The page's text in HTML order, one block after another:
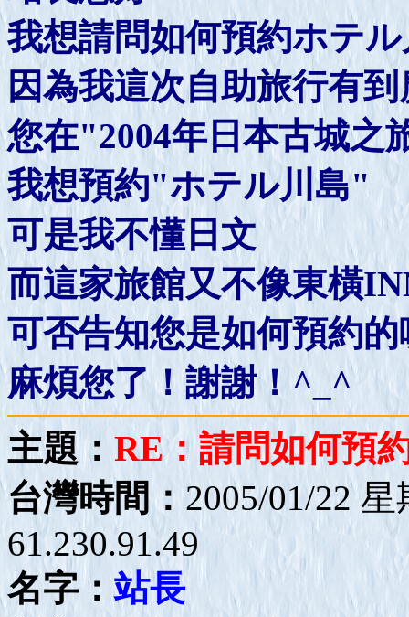
我想請問如何預約ホテ
因為我這次自助旅行有到
您在"2004年日本古城之
我想預約"ホテル川島"
可是我不懂日文
而這家旅館又不像東橫
可否告知您是如何預約的
麻煩您了！謝謝！^_^
主題： RE：請問如何預
台灣時間： 2005/01/22
61.230.91.49
名字：站長